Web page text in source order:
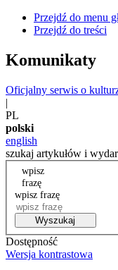
Przejdź do menu
Przejdź do treści
Komunikaty
Oficjalny serwis o
|
PL
polski
english
szukaj artykułów i
wpisz
frazę
wpisz frazę
Wyszukaj
Dostępność
Wersja kontrastowa